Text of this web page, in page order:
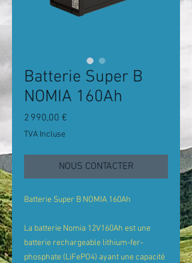
Batterie Super B
NOMIA 160Ah
2 990,00 €
TVA Incluse
NOUS CONTACTER
Batterie Super B NOMIA 160Ah
La batterie Nomia 12V160Ah est une
batterie rechargeable lithium-fer-
phosphate (LiFePO4) ayant une capacité